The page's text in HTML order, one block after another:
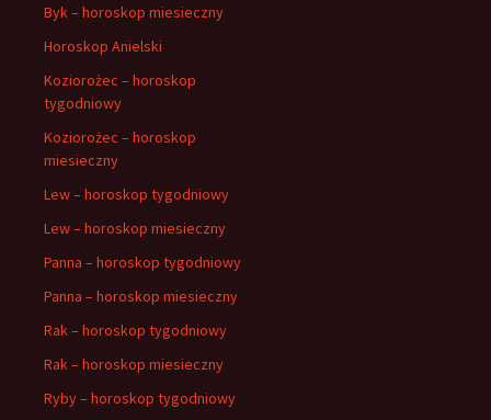
Byk – horoskop miesieczny
Horoskop Anielski
Koziorożec – horoskop
tygodniowy
Koziorożec – horoskop
miesieczny
Lew – horoskop tygodniowy
Lew – horoskop miesieczny
Panna – horoskop tygodniowy
Panna – horoskop miesieczny
Rak – horoskop tygodniowy
Rak – horoskop miesieczny
Ryby – horoskop tygodniowy